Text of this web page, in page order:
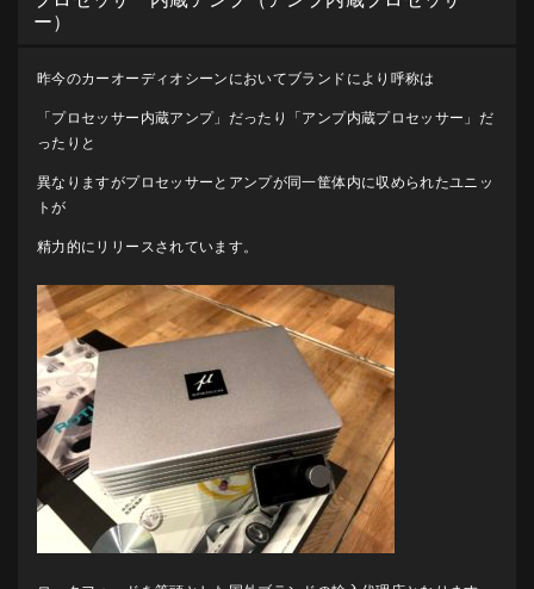
ー）
昨今のカーオーディオシーンにおいてブランドにより呼称は
「プロセッサー内蔵アンプ」だったり「アンプ内蔵プロセッサー」だ
ったりと
異なりますがプロセッサーとアンプが同一筐体内に収められたユニッ
トが
精力的にリリースされています。